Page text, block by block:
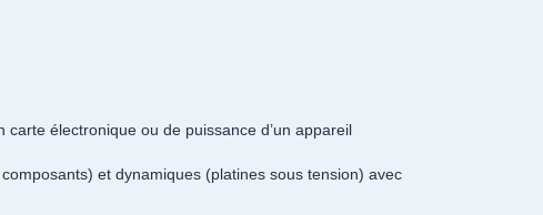
électronique ou de puissance d’un appareil
et dynamiques (platines sous tension) avec